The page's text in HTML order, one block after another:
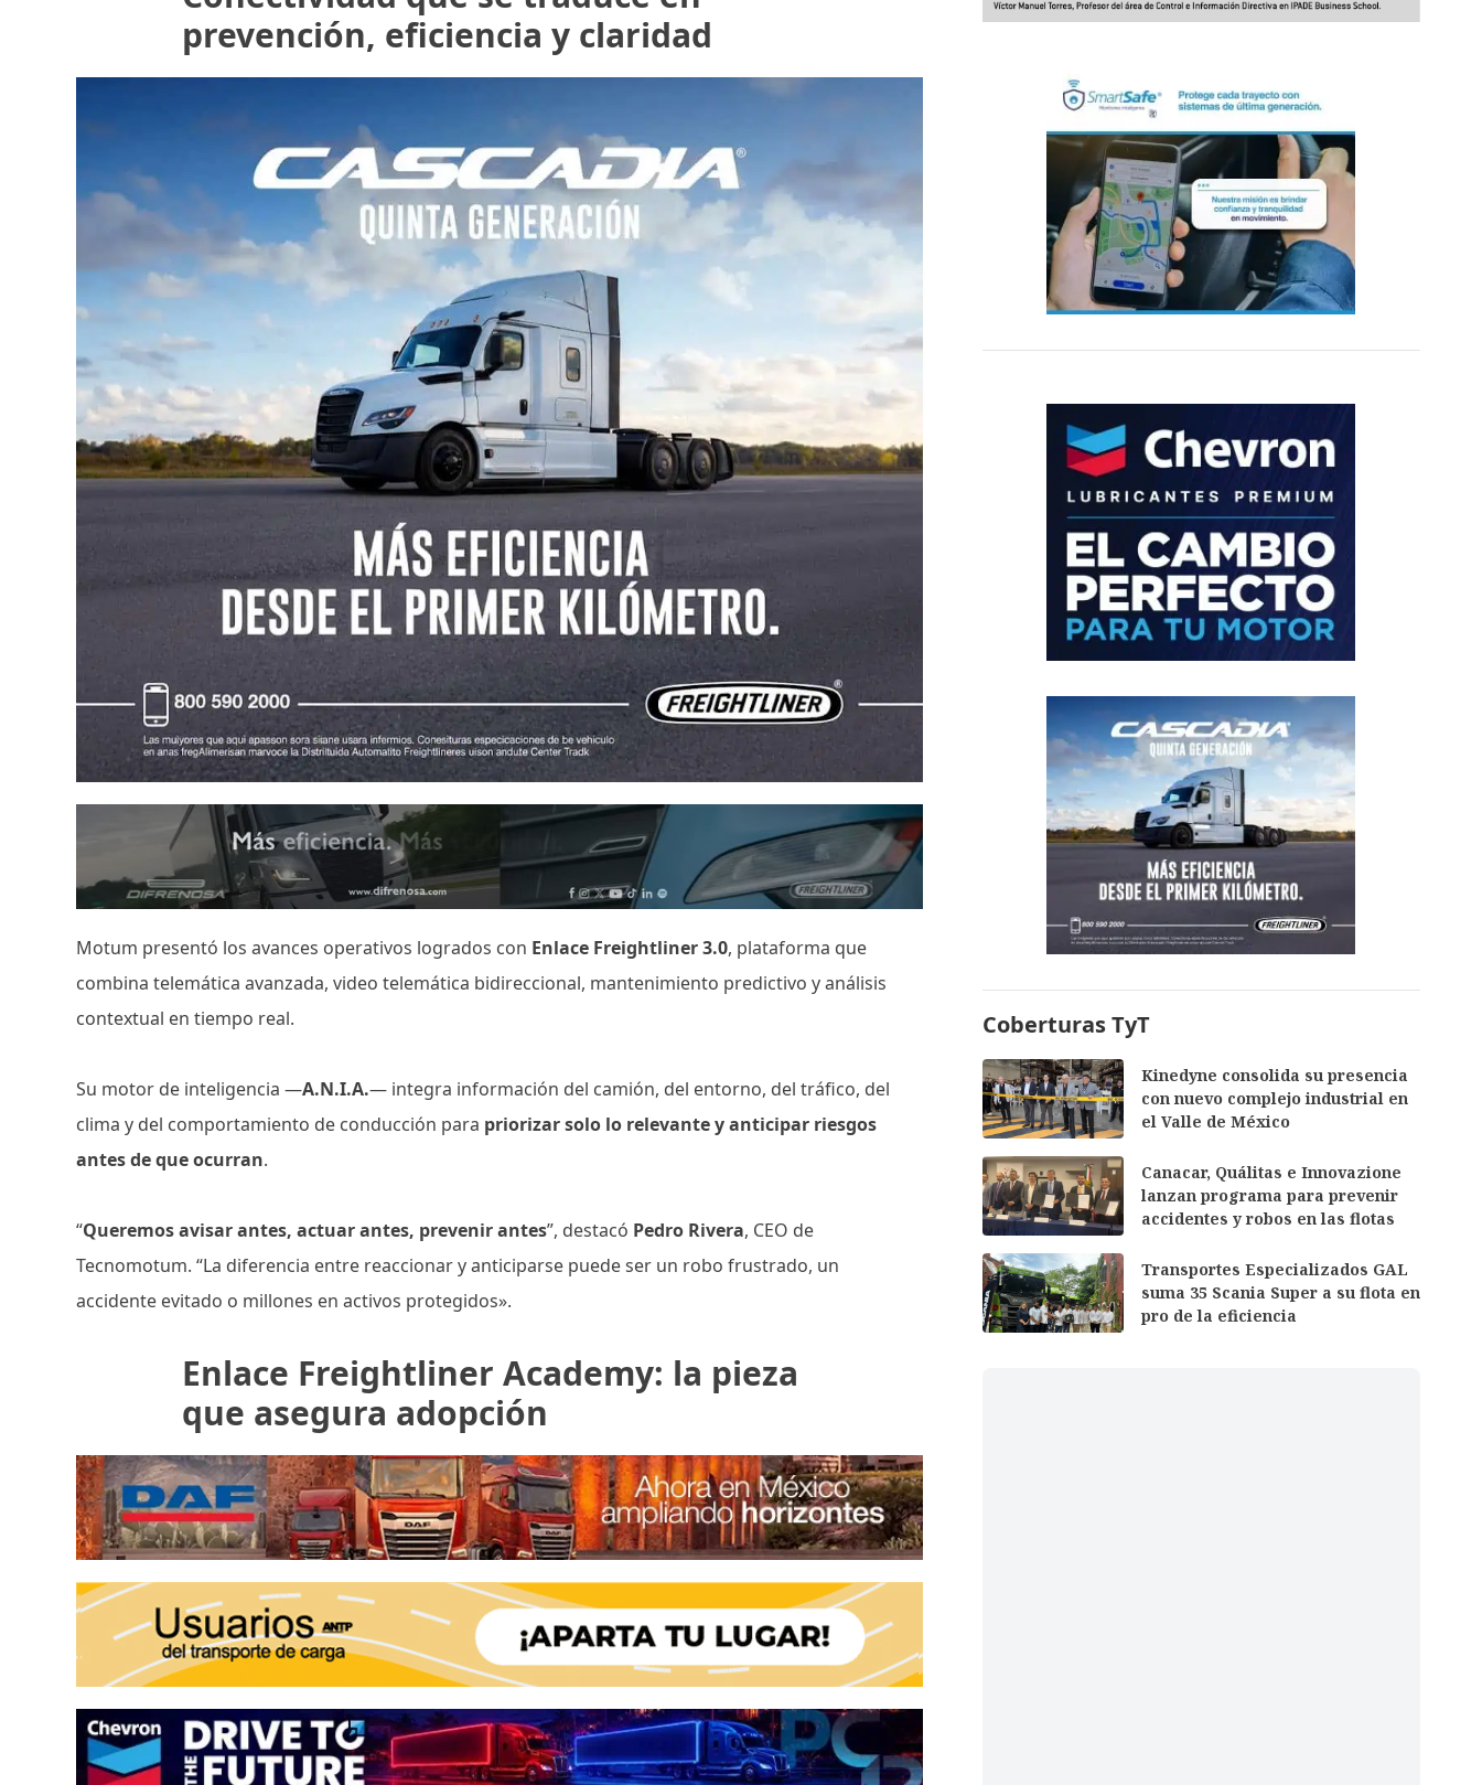
prevención, eficiencia y claridad
Motum presentó los avances operativos logrados con Enlace Freightliner 3.0, plataforma que
combina telemática avanzada, video telemática bidireccional, mantenimiento predictivo y análisis
contextual en tiempo real.
Su motor de inteligencia —A.N.I.A.— integra información del camión, del entorno, del tráfico, del
clima y del comportamiento de conducción para priorizar solo lo relevante y anticipar riesgos
antes de que ocurran.
“Queremos avisar antes, actuar antes, prevenir antes”, destacó Pedro Rivera, CEO de
Tecnomotum. “La diferencia entre reaccionar y anticiparse puede ser un robo frustrado, un
accidente evitado o millones en activos protegidos».
Enlace Freightliner Academy: la pieza
que asegura adopción
Coberturas TyT
Kinedyne consolida su presencia
con nuevo complejo industrial en
el Valle de México
Canacar, Quálitas e Innovazione
lanzan programa para prevenir
accidentes y robos en las flotas
Transportes Especializados GAL
suma 35 Scania Super a su flota en
pro de la eficiencia